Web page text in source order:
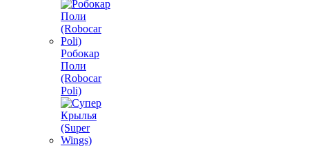
Робокар
Поли
(Robocar
Poli)